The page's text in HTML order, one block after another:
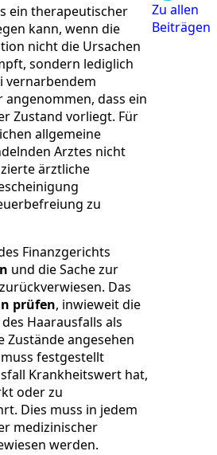
ein therapeutischer
kann, wenn die
nicht die Ursachen
sondern lediglich
vernarbendem
dass ein
Zustand vorliegt. Für
allgemeine
Arztes nicht
ärztliche
zu
Finanzgerichts
und die Sache zur
Das
prüfen, inwieweit die
Haarausfalls als
angesehen
festgestellt
Krankheitswert hat,
oder zu
Dies muss in jedem
medizinischer
werden.
Zu allen
Beiträgen